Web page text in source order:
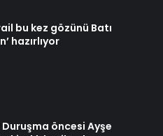
bu kez gözünü Batı
hazırlıyor
öncesi Ayşe